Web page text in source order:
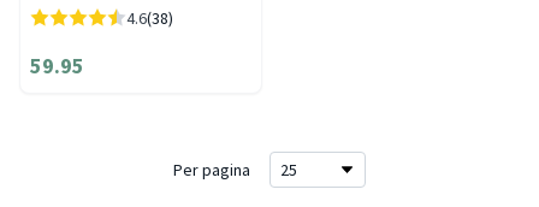
4.6(38)
59.95
Per pagina